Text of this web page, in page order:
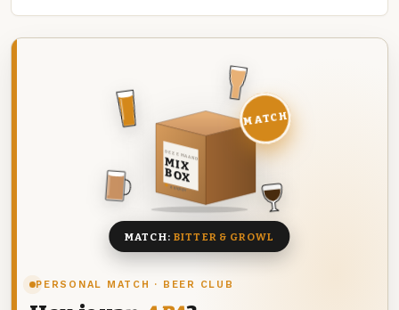
PERSONAL MATCH · BEER CLUB
DEZE MAAND
MIX
BOX
8 BIEREN
MATCH
MATCH: BITTER & GROWL